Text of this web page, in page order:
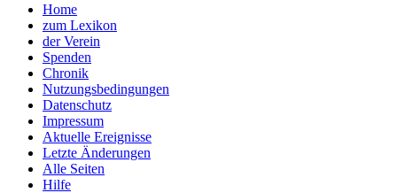
Home
zum Lexikon
der Verein
Spenden
Chronik
Nutzungsbedingungen
Datenschutz
Impressum
Aktuelle Ereignisse
Letzte Änderungen
Alle Seiten
Hilfe